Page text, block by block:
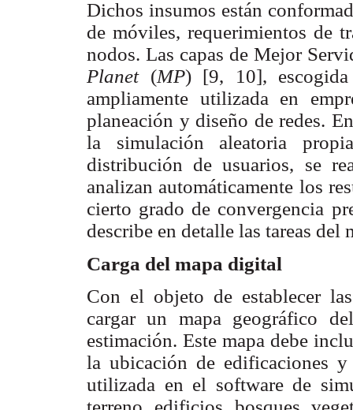
Dichos insumos están
de móviles, requerimientos de
nodos. Las capas de Mejor
Planet (MP) [9, 10],
ampliamente utilizada en
planeación y diseño de redes.
la simulación aleatoria
distribución de usuarios, se
analizan automáticamente los
cierto grado de convergencia
describe en detalle las tareas del
Carga del mapa digital
Con el objeto de establecer
cargar un mapa geográfico
estimación. Este mapa debe
la ubicación de edificaciones
utilizada en el software de